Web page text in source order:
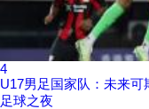
4
U17男足国家队：未来可
足球之夜